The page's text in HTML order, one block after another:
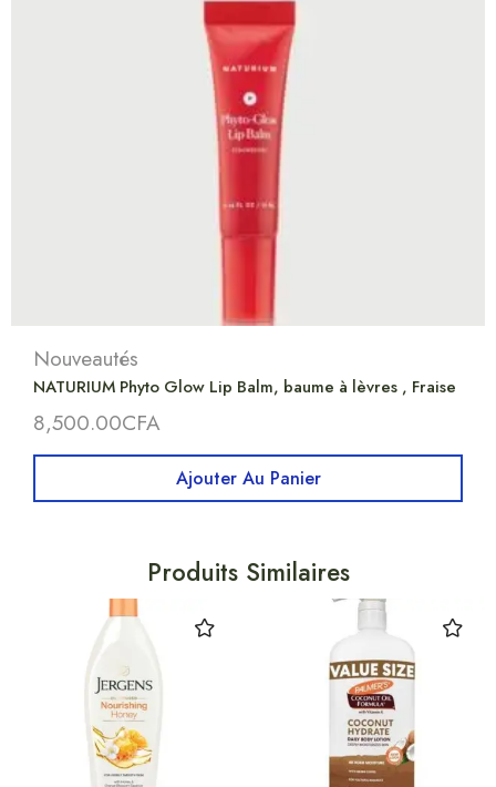
Nouveautés
NATURIUM Phyto Glow Lip Balm, baume à lèvres , Fraise
8,500.00CFA
Ajouter Au Panier
Produits Similaires